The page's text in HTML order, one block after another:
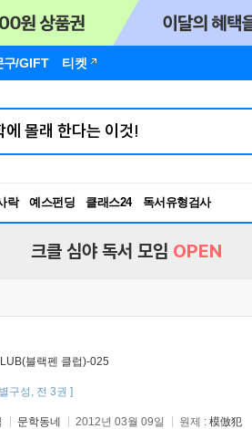
구/GIFT 티켓
락 예스펀딩 클래스24
독서유형검사
RBTI Lab
크클 심야 독서 모임 OPEN
블랙펜 클럽)-025
구성, 전 3권 ]
문학동네 2012년 03월 09일 원제 : 模倣犯